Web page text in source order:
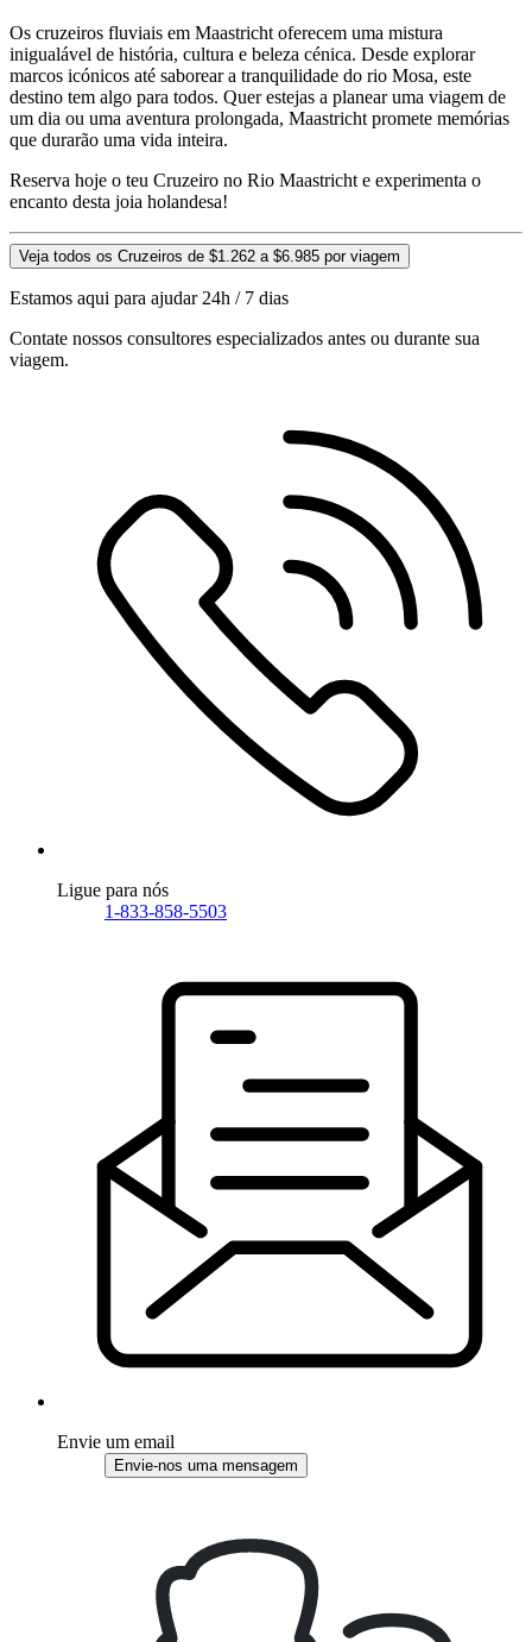
Os cruzeiros fluviais em Maastricht oferecem uma mistura
inigualável de história, cultura e beleza cénica. Desde explorar
marcos icónicos até saborear a tranquilidade do rio Mosa, este
destino tem algo para todos. Quer estejas a planear uma viagem de
um dia ou uma aventura prolongada, Maastricht promete memórias
que durarão uma vida inteira.
Reserva hoje o teu Cruzeiro no Rio Maastricht e experimenta o
encanto desta joia holandesa!
Veja todos os Cruzeiros de $1.262 a $6.985 por viagem
Estamos aqui para ajudar 24h / 7 dias
Contate nossos consultores especializados antes ou durante sua
viagem.
Ligue para nós
1-833-858-5503
Envie um email
Envie-nos uma mensagem